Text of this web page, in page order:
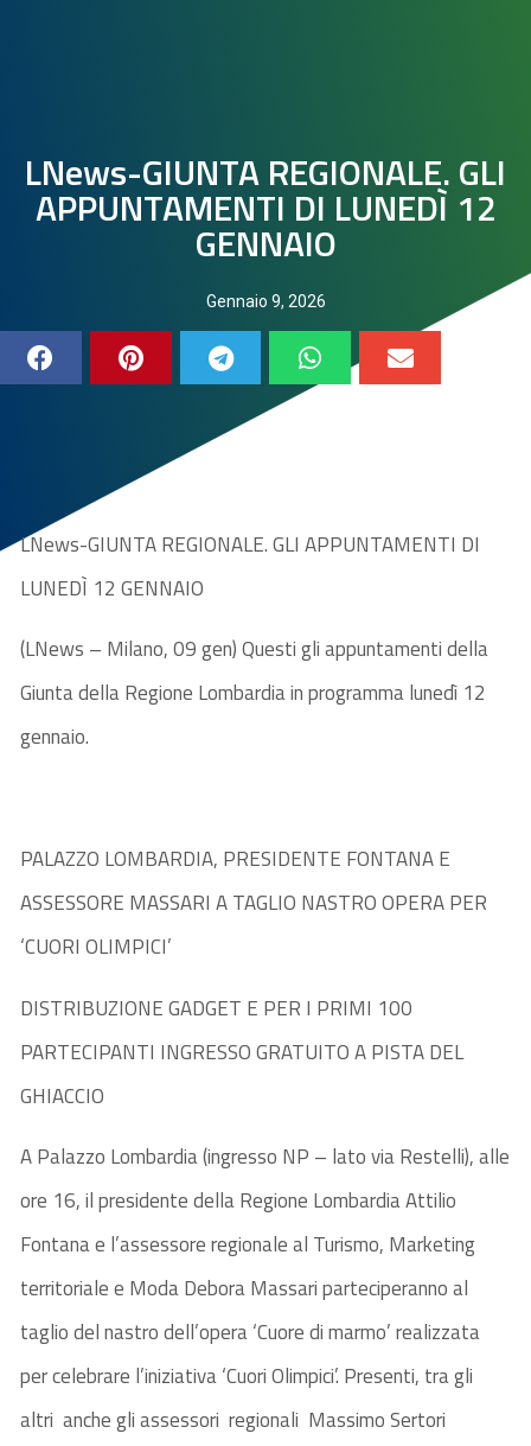
LNews-GIUNTA REGIONALE. GLI
APPUNTAMENTI DI LUNEDÌ 12
GENNAIO
Gennaio 9, 2026
LNews-GIUNTA REGIONALE. GLI APPUNTAMENTI DI
LUNEDÌ 12 GENNAIO
(LNews – Milano, 09 gen) Questi gli appuntamenti della
Giunta della Regione Lombardia in programma lunedì 12
gennaio.
PALAZZO LOMBARDIA, PRESIDENTE FONTANA E
ASSESSORE MASSARI A TAGLIO NASTRO OPERA PER
‘CUORI OLIMPICI’
DISTRIBUZIONE GADGET E PER I PRIMI 100
PARTECIPANTI INGRESSO GRATUITO A PISTA DEL
GHIACCIO
A Palazzo Lombardia (ingresso NP – lato via Restelli), alle
ore 16, il presidente della Regione Lombardia Attilio
Fontana e l’assessore regionale al Turismo, Marketing
territoriale e Moda Debora Massari parteciperanno al
taglio del nastro dell’opera ‘Cuore di marmo’ realizzata
per celebrare l’iniziativa ‘Cuori Olimpici’. Presenti, tra gli
altri anche gli assessori regionali Massimo Sertori